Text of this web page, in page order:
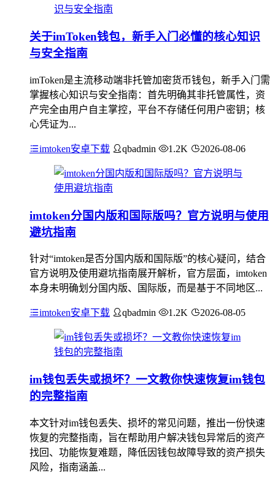
关于imToken钱包，新手入门必懂的核心知识
与安全指南
imToken是主流移动端非托管加密货币钱包，新手入门需
掌握核心知识与安全指南：首先明确其非托管属性，资
产完全由用户自主掌控，平台不存储任何用户密钥；核
心凭证为...
imtoken安卓下载 qbadmin 1.2K 2026-08-06
imtoken分国内版和国际版吗？官方说明与使用
避坑指南
针对“imtoken是否分国内版和国际版”的核心疑问，结合
官方说明及使用避坑指南展开解析，官方层面，imtoken
本身未明确划分国内版、国际版，而是基于不同地区...
imtoken安卓下载 qbadmin 1.2K 2026-08-05
im钱包丢失或损坏？一文教你快速恢复im钱包
的完整指南
本文针对im钱包丢失、损坏的常见问题，推出一份快速
恢复的完整指南，旨在帮助用户解决钱包异常后的资产
找回、功能恢复难题，降低因钱包故障导致的资产损失
风险，指南涵盖...